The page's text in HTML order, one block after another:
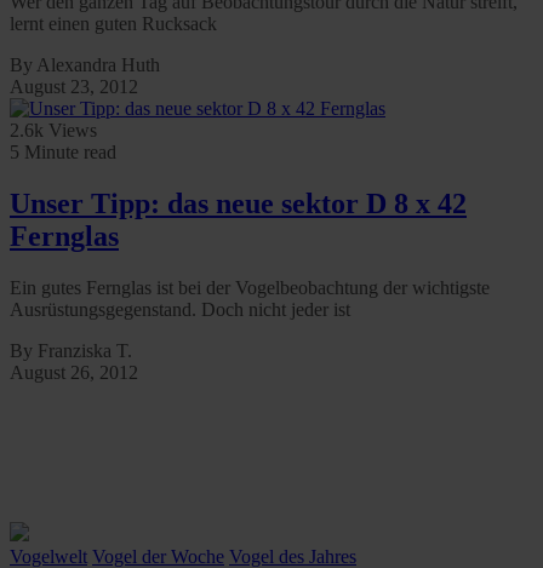
lernt einen guten Rucksack
By Alexandra Huth
August 23, 2012
2.6k Views
5 Minute read
Unser Tipp: das neue sektor D 8 x 42
Fernglas
Ein gutes Fernglas ist bei der Vogelbeobachtung der wichtigste
Ausrüstungsgegenstand. Doch nicht jeder ist
By Franziska T.
August 26, 2012
Vogelwelt Vogel der Woche Vogel des Jahres